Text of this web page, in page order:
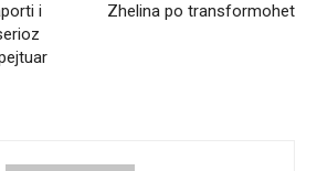
i
Zhelina po transformohet